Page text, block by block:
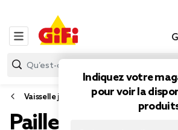
Indiquez votre
pour voir la
Vaisselle jetable et réutilisable
Paille réutilisable